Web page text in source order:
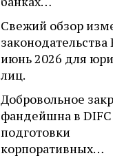
Свежий обзор
законодательства
июнь 2026 для
лиц.
Добровольное
фандейшна в DIFC
подготовки
корпоративных…